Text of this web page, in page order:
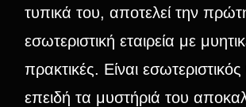
τυπικά του, αποτελεί την
εσωτεριστική εταιρεία με
πρακτικές. Είναι
επειδή τα μυστήριά του